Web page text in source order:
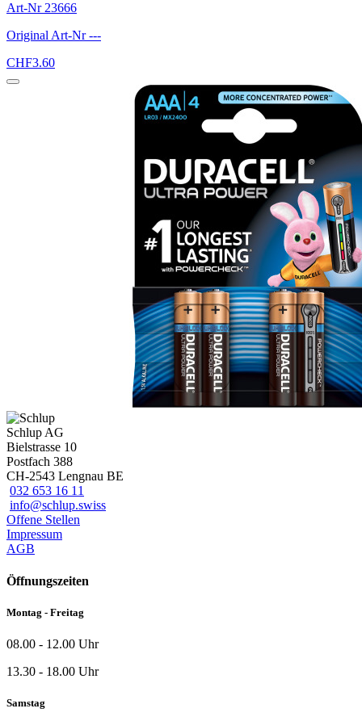
Art-Nr23666
Original Art-Nr---
CHF3.60
Schlup AG
Bielstrasse 10
Postfach 388
CH-2543 Lengnau BE
032 653 16 11
info@schlup.swiss
Offene Stellen
Impressum
AGB
Öffnungszeiten
Montag - Freitag
08.00 - 12.00 Uhr
13.30 - 18.00 Uhr
Samstag